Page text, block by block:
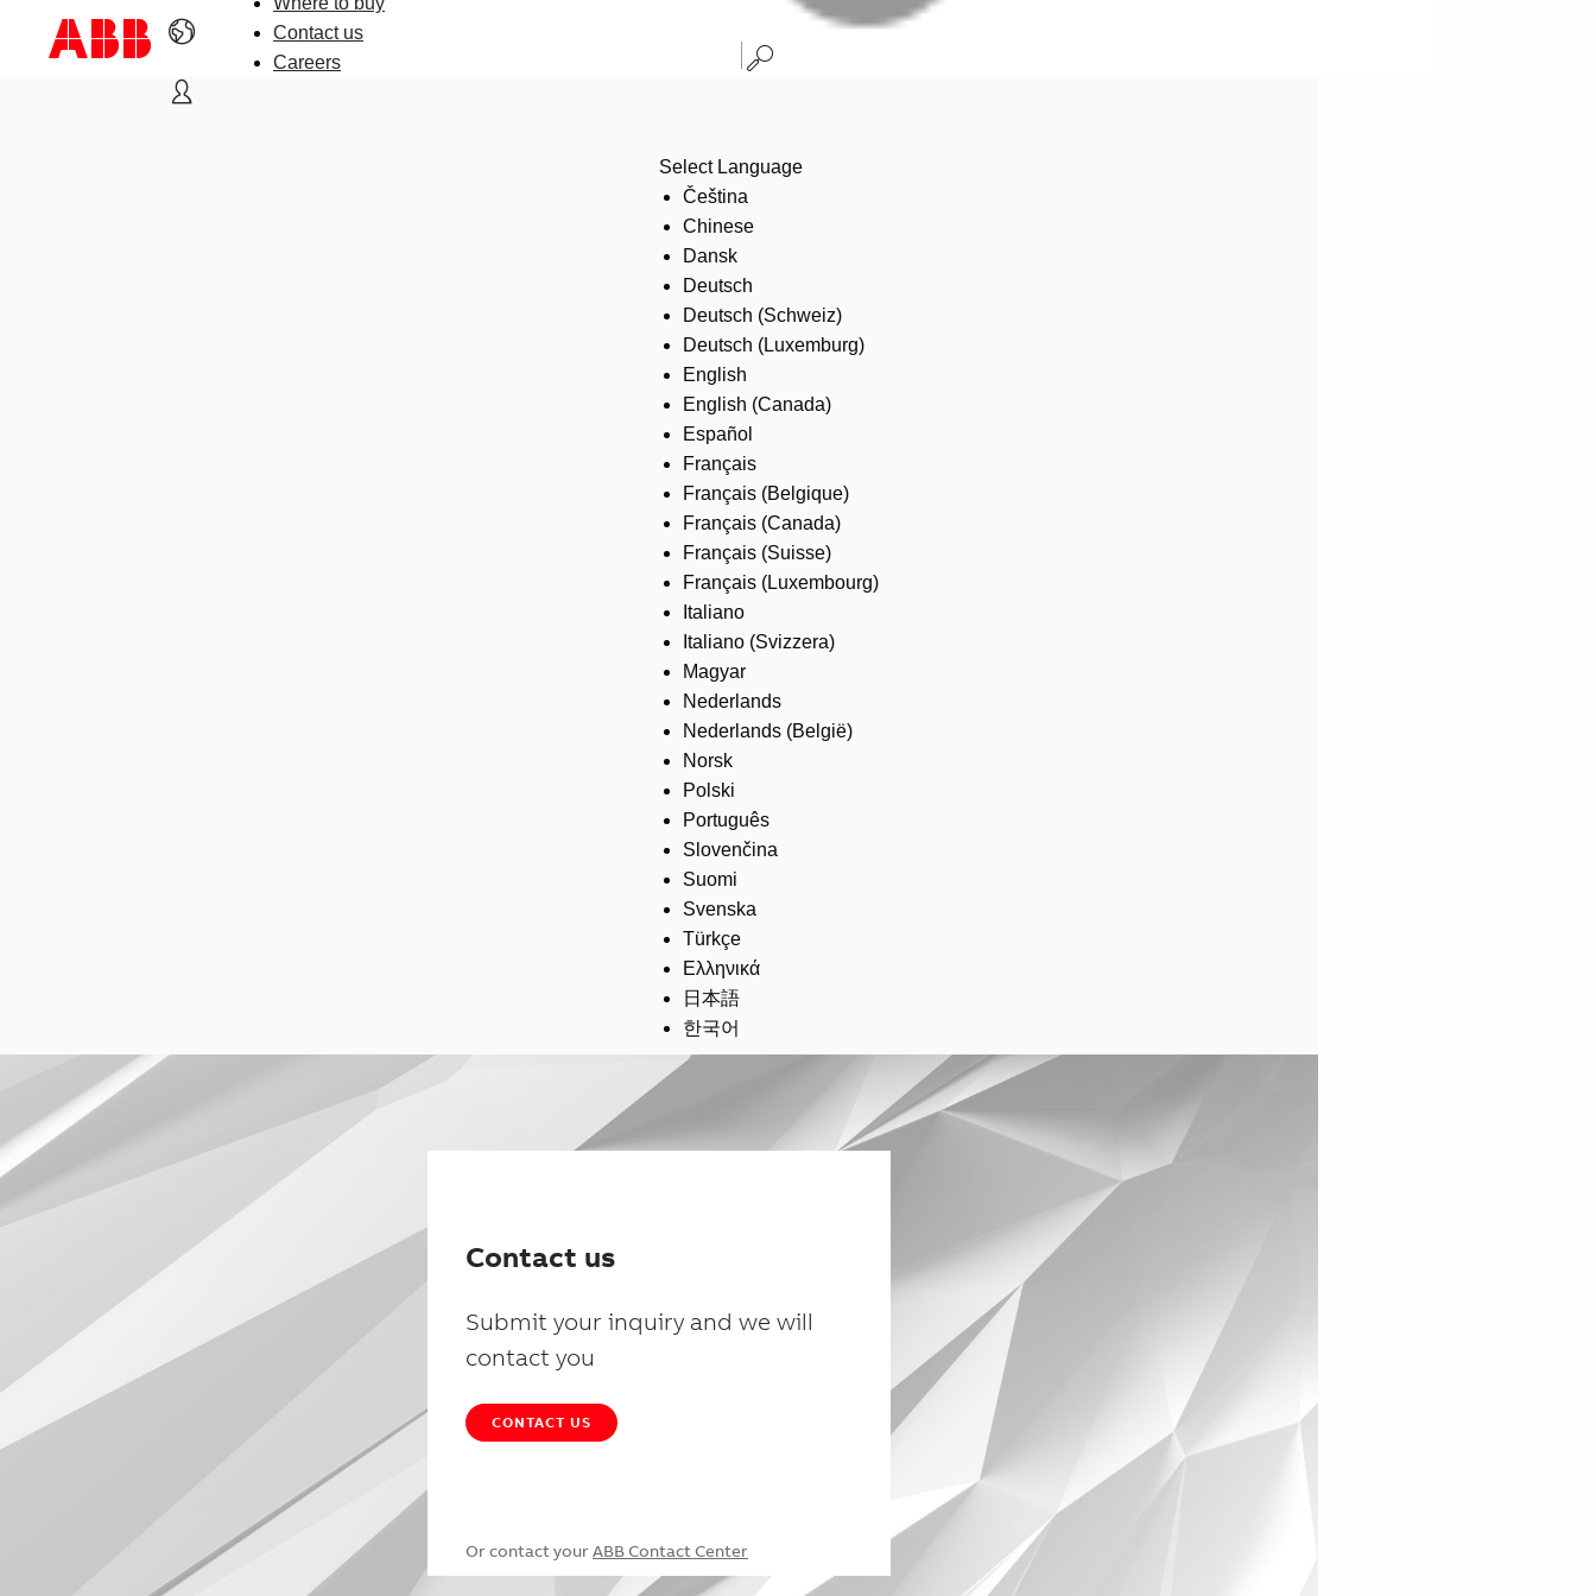
Contact us
Careers
Select Language
Čeština
Chinese
Dansk
Deutsch
Deutsch (Schweiz)
Deutsch (Luxemburg)
English
English (Canada)
Español
Français
Français (Belgique)
Français (Canada)
Français (Suisse)
Français (Luxembourg)
Italiano
Italiano (Svizzera)
Magyar
Nederlands
Nederlands (België)
Norsk
Polski
Português
Slovenčina
Suomi
Svenska
Türkçe
Ελληνικά
日本語
한국어
Contact us
Submit your inquiry and we will
contact you
CONTACT US
Or contact your ABB Contact Center